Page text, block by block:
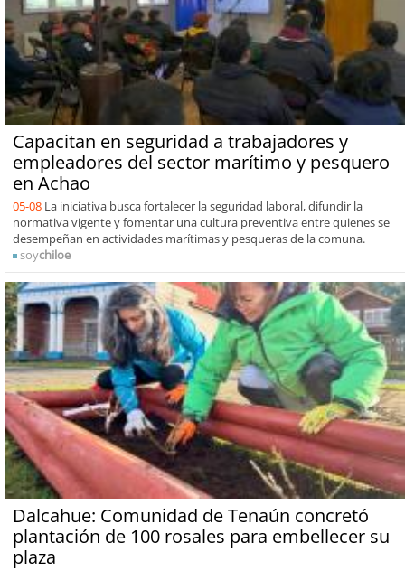
Capacitan en seguridad a trabajadores y
empleadores del sector marítimo y pesquero
en Achao
05-08 La iniciativa busca fortalecer la seguridad laboral, difundir la
normativa vigente y fomentar una cultura preventiva entre quienes se
desempeñan en actividades marítimas y pesqueras de la comuna.
soychiloe
Dalcahue: Comunidad de Tenaún concretó
plantación de 100 rosales para embellecer su
plaza